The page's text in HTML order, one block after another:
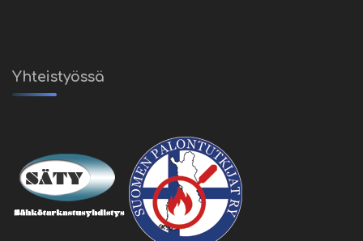
Yhteistyössä